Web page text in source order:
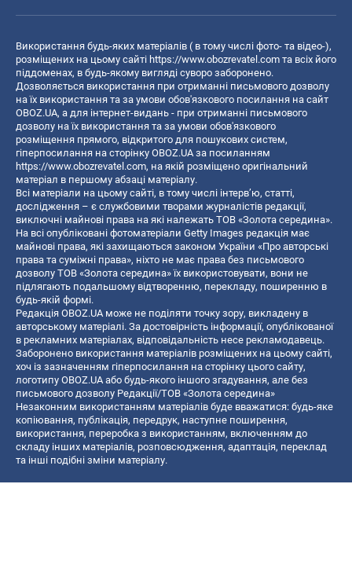
Використання будь-яких матеріалів ( в тому числі фото- та відео-),
розміщених на цьому сайті https://www.obozrevatel.com та всіх його
піддоменах, в будь-якому вигляді суворо заборонено.
Дозволяється використання при отриманні письмового дозволу
на їх використання та за умови обов'язкового посилання на сайт
OBOZ.UA, а для інтернет-видань - при отриманні письмового
дозволу на їх використання та за умови обов'язкового
розміщення прямого, відкритого для пошукових систем,
гіперпосилання на сторінку OBOZ.UA за посиланням
https://www.obozrevatel.com, на якій розміщено оригінальний
матеріал в першому абзаці матеріалу.
Всі матеріали на цьому сайті, в тому числі інтерв’ю, статті,
дослідження – є службовими творами журналістів редакції,
виключні майнові права на які належать ТОВ «Золота середина».
На всі опубліковані фотоматеріали Getty Images редакція має
майнові права, які захищаються законом України «Про авторські
права та суміжні права», ніхто не має права без письмового
дозволу ТОВ «Золота середина» їх використовувати, вони не
підлягають подальшому відтворенню, перекладу, поширенню в
будь-якій формі.
Редакція OBOZ.UA може не поділяти точку зору, викладену в
авторському матеріалі. За достовірність інформації, опублікованої
в рекламних матеріалах, відповідальність несе рекламодавець.
Заборонено використання матеріалів розміщених на цьому сайті,
хоч із зазначенням гіперпосилання на сторінку цього сайту,
логотипу OBOZ.UA або будь-якого іншого згадування, але без
письмового дозволу Редакції/ТОВ «Золота середина»
Незаконним використанням матеріалів буде вважатися: будь-яке
копiювання, публiкацiя, передрук, наступне поширення,
використання, переробка з використанням, включенням до
складу інших матеріалів, розповсюдження, адаптація, переклад
та інші подібні зміни матеріалу.